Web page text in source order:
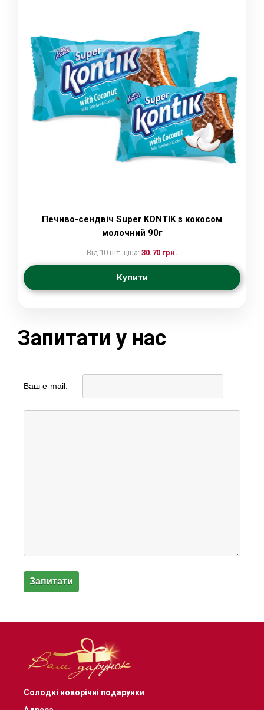
Печиво-сендвіч Super KONTIK з кокосом
молочний 90г
Від 10 шт. ціна: 30.70 грн.
Купити
Запитати у нас
Ваш e-mail:
Солодкі новорічні подарунки